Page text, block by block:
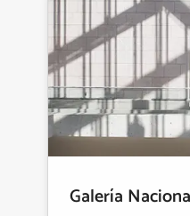
Galería